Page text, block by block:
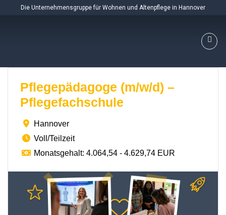
Die Unternehmensgruppe für Wohnen und Altenpflege in Hannover
Pflegepädagoge (m/w/d) –
Pflegefachschule
Hannover
Voll/Teilzeit
Monatsgehalt: 4.064,54 - 4.629,74 EUR